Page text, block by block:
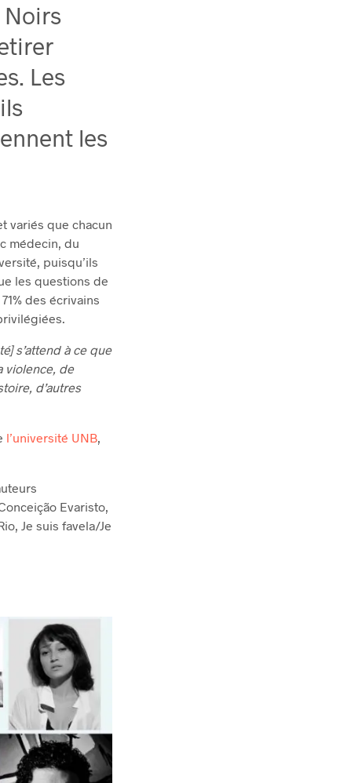
Les
les
variés que chacun
médecin, du
puisqu’ils
les questions de
des écrivains
s’attend à ce que
violence, de
d’autres
l’université UNB,
Evaristo,
Je suis favela/Je